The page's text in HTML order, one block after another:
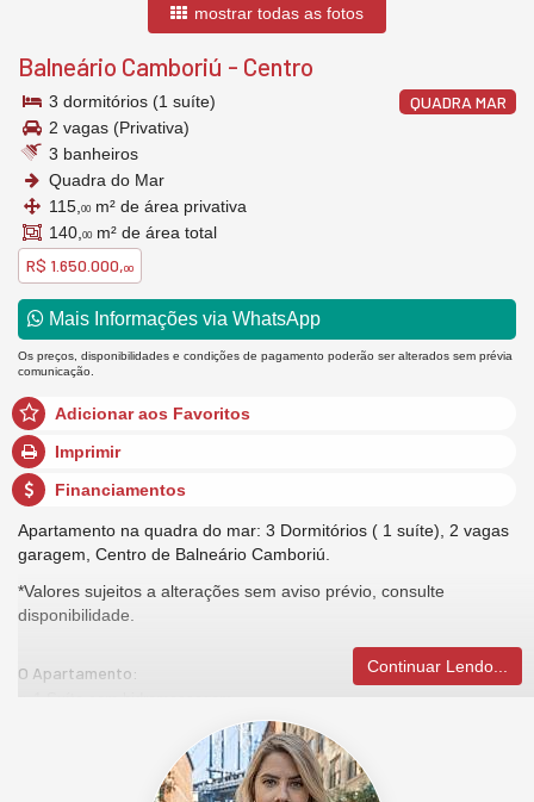
mostrar todas as fotos
Balneário Camboriú - Centro
QUADRA MAR
3 dormitórios (1 suíte)
2 vagas (Privativa)
3 banheiros
Quadra do Mar
115, 00 m² de área privativa
140, 00 m² de área total
R$ 1.650.000,00
Mais Informações via WhatsApp
Os preços, disponibilidades e condições de pagamento poderão ser alterados sem prévia
comunicação.
Adicionar aos Favoritos
Imprimir
Financiamentos
Apartamento na quadra do mar: 3 Dormitórios ( 1 suíte), 2 vagas
garagem, Centro de Balneário Camboriú.
*Valores sujeitos a alterações sem aviso prévio, consulte
disponibilidade.
O Apartamento:
Ampla sacada com churrasqueira a carvão
Continuar Lendo...